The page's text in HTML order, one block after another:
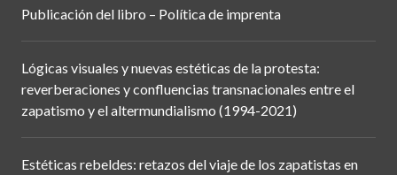
Publicación del libro – Política de imprenta
Lógicas visuales y nuevas estéticas de la protesta:
reverberaciones y confluencias transnacionales entre el
zapatismo y el altermundialismo (1994-2021)
Estéticas rebeldes: retazos del viaje de los zapatistas en